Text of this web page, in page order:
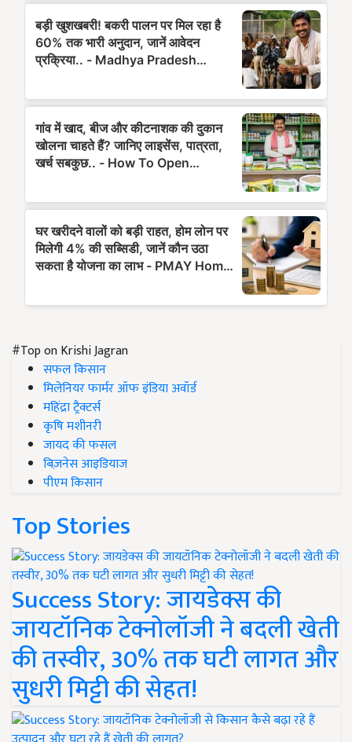
#Top on Krishi Jagran
सफल किसान
मिलेनियर फार्मर ऑफ इंडिया अवॉर्ड
महिंद्रा ट्रैक्टर्स
कृषि मशीनरी
जायद की फसल
बिज़नेस आइडियाज
पीएम किसान
Top Stories
Success Story: जायडेक्स की
जायटॉनिक टेक्नोलॉजी ने बदली खेती
की तस्वीर, 30% तक घटी लागत और
सुधरी मिट्टी की सेहत!